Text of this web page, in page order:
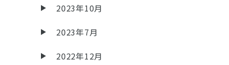
2023年10月
2023年7月
2022年12月